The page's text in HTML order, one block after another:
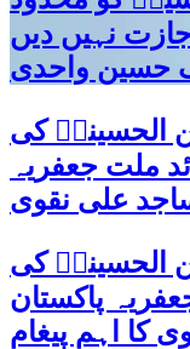
نہیں دیں
حسین واحدی
الحسینیؒ کی
ملت جعفریہ
علی نقوی
الحسینیؒ کی
پاکستان
کا اہم پیغام